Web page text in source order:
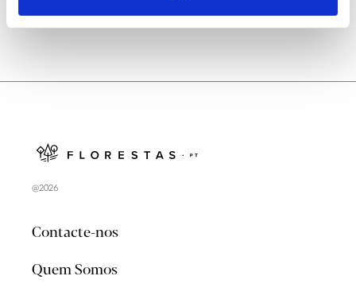
@2026
Contacte-nos
Quem Somos